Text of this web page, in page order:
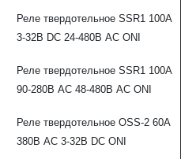
Реле твердотельное SSR1 100А
3-32В DC 24-480В AC ONI
Реле твердотельное SSR1 100А
90-280В AC 48-480В AC ONI
Реле твердотельное OSS-2 60А
380В AC 3-32В DC ONI